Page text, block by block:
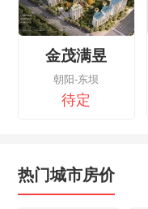
金茂满昱
朝阳-东坝
待定
热门城市房价